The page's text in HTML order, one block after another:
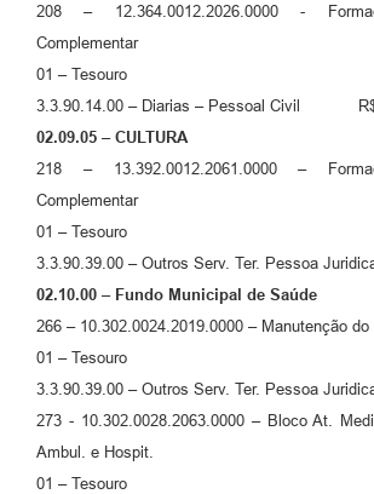
208 – 12.364.0012.2026.0000 -
Complementar
01 – Tesouro
3.3.90.14.00 – Diarias – Pessoal Civil
02.09.05 – CULTURA
218 – 13.392.0012.2061.0000 –
Complementar
01 – Tesouro
3.3.90.39.00 – Outros Serv. Ter. Pessoa
02.10.00 – Fundo Municipal de Saúde
266 – 10.302.0024.2019.0000 – Manutenção
01 – Tesouro
3.3.90.39.00 – Outros Serv. Ter. Pessoa
273 - 10.302.0028.2063.0000 – Bloco At.
Ambul. e Hospit.
01 – Tesouro